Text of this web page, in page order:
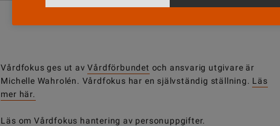
Vårdfokus ges ut avVårdförbundet och ansvarig utgivare är
Michelle Wahrolén. Vårdfokus har en självständig ställning. Läs
mer här.
Läs om Vårdfokus hantering av personuppgifter.